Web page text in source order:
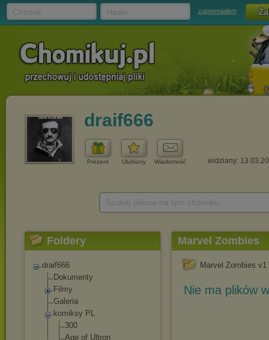
zapomniałem
draif666
Prezent Ulubiony Wiadomość widziany:
Foldery
draif666
Dokumenty
Filmy
Galeria
komiksy PL
300
Age of Ultron
Marvel Zombies
Marvel Zombies v1
Nie ma plików